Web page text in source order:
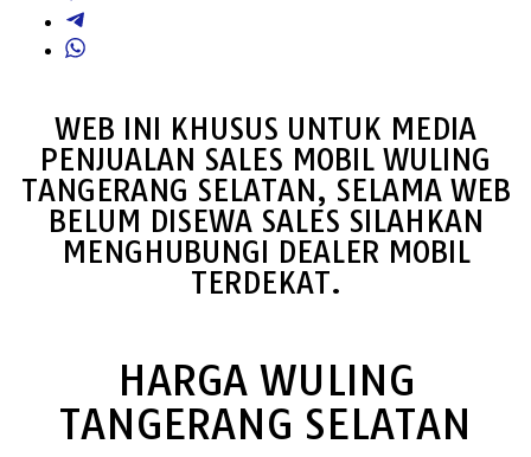
WEB INI KHUSUS UNTUK MEDIA
PENJUALAN SALES MOBIL WULING
TANGERANG SELATAN, SELAMA WEB
BELUM DISEWA SALES SILAHKAN
MENGHUBUNGI DEALER MOBIL
TERDEKAT.
HARGA WULING
TANGERANG SELATAN